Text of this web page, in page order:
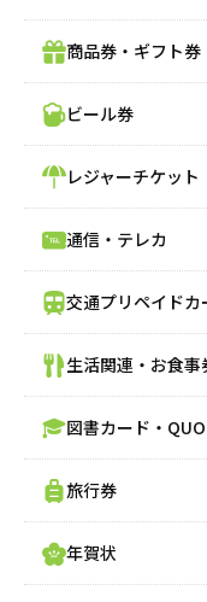
売りた
買
商品券・ギフト券
ビール券
レジャーチケット
通信・テレカ
交通プリペイドカ
生活関連・お食事
図書カード・
旅行券
年賀状